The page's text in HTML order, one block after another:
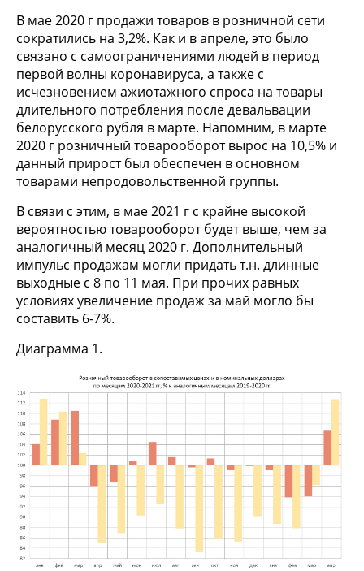
В мае 2020 г продажи товаров в розничной сети
сократились на 3,2%. Как и в апреле, это было
связано с самоограничениями людей в период
первой волны коронавируса, а также с
исчезновением ажиотажного спроса на товары
длительного потребления после девальвации
белорусского рубля в марте. Напомним, в марте
2020 г розничный товарооборот вырос на 10,5% и
данный прирост был обеспечен в основном
товарами непродовольственной группы.
В связи с этим, в мае 2021 г с крайне высокой
вероятностью товарооборот будет выше, чем за
аналогичный месяц 2020 г. Дополнительный
импульс продажам могли придать т.н. длинные
выходные с 8 по 11 мая. При прочих равных
условиях увеличение продаж за май могло бы
составить 6-7%.
Диаграмма 1.